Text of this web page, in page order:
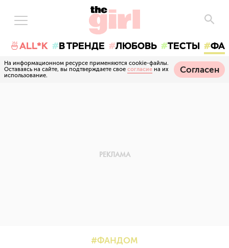
🍜ALL*K В ТРЕНДЕ ЛЮБОВЬ ТЕСТЫ
На информационном ресурсе применяются cookie-файлы.
Оставаясь на сайте, вы подтверждаете свое согласие на их
использование.
Согласен
ФАНДОМ